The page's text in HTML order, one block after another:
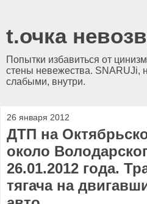
t.очка
Попытки избавиться от
стены невежества. SNARUJi,
слабыми, внутри.
26 января 2012
ДТП на
около
26.01.2012 года.
тягача на